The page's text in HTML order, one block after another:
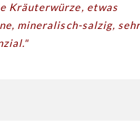
Kräuterwürze, etwas
mineralisch-salzig,